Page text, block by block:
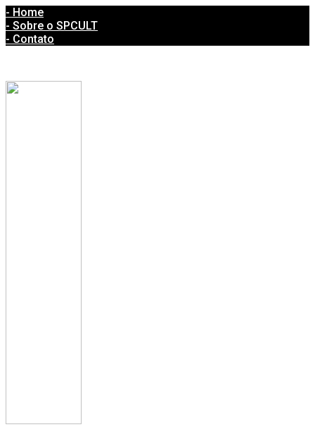
- Home
- Sobre o SPCULT
- Contato